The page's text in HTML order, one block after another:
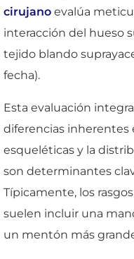
cirujano evalúa
interacción del hueso
tejido blando
fecha).
Esta evaluación
diferencias inherentes
esqueléticas y la
son determinantes
Típicamente, los
suelen incluir una
un mentón más